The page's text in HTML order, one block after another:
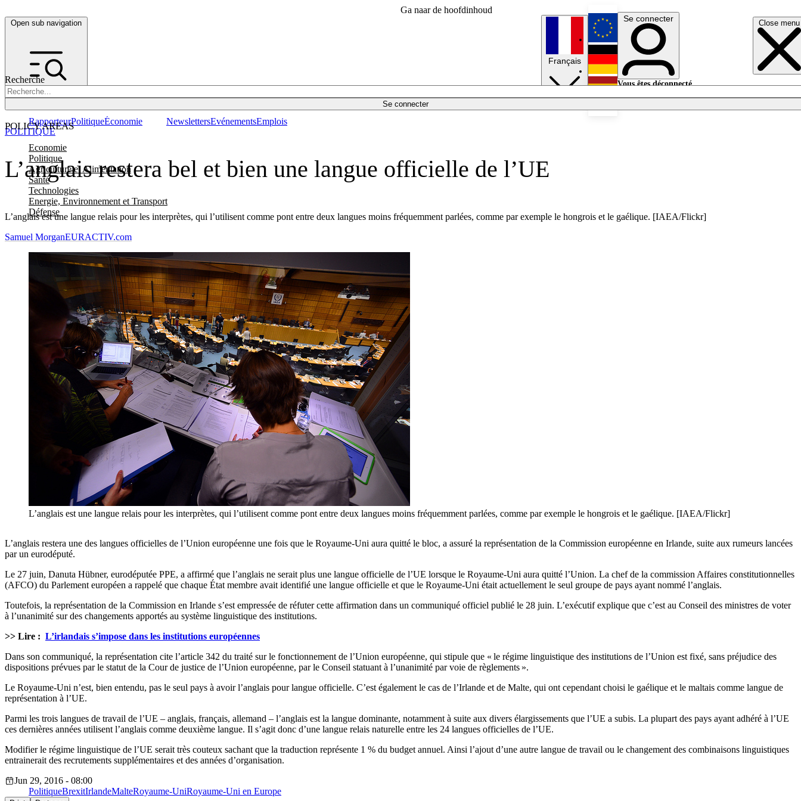
Ga naar de hoofdinhoud
Open sub navigation Close menu
Recherche
Se connecter
POLICY AREAS
Economie
Politique
Agriculture et Alimentation
Santé
Technologies
Energie, Environnement et Transport
Défense
RapporteurPolitiqueÉconomie NewslettersEvénementsEmplois
Français
English
Deutsch
Se connecter
Vous êtes déconnecté.
L’anglais restera bel et bien une langue officielle de l’UE
L’anglais est une langue relais pour les interprètes, qui l’utilisent comme pont entre deux langues moins fréquemment parlées, comme par exemple le hongrois et le gaélique. [IAEA/Flickr]
POLITIQUE
Samuel MorganEURACTIV.com
L’anglais est une langue relais pour les interprètes, qui l’utilisent comme pont entre deux langues moins fréquemment parlées, comme par exemple le hongrois et le gaélique. [IAEA/Flickr]
L’anglais restera une des langues officielles de l’Union européenne une fois que le Royaume-Uni aura quitté le bloc, a assuré la représentation de la Commission européenne en Irlande, suite aux rumeurs lancées
par un eurodéputé.
Le 27 juin, Danuta Hübner, eurodéputée PPE, a affirmé que l’anglais ne serait plus une langue officielle de l’UE lorsque le Royaume-Uni aura quitté l’Union. La chef de la commission Affaires constitutionnelles
(AFCO) du Parlement européen a rappelé que chaque État membre avait identifié une langue officielle et que le Royaume-Uni était actuellement le seul groupe de pays ayant nommé l’anglais.
Toutefois, la représentation de la Commission en Irlande s’est empressée de réfuter cette affirmation dans un communiqué officiel publié le 28 juin. L’exécutif explique que c’est au Conseil des ministres de voter
à l’unanimité sur des changements apportés au système linguistique des institutions.
>> Lire : L’irlandais s’impose dans les institutions européennes
Dans son communiqué, la représentation cite l’article 342 du traité sur le fonctionnement de l’Union européenne, qui stipule que « le régime linguistique des institutions de l’Union est fixé, sans préjudice des
dispositions prévues par le statut de la Cour de justice de l’Union européenne, par le Conseil statuant à l’unanimité par voie de règlements ».
Le Royaume-Uni n’est, bien entendu, pas le seul pays à avoir l’anglais pour langue officielle. C’est également le cas de l’Irlande et de Malte, qui ont cependant choisi le gaélique et le maltais comme langue de
représentation à l’UE.
Parmi les trois langues de travail de l’UE – anglais, français, allemand – l’anglais est la langue dominante, notamment à suite aux divers élargissements que l’UE a subis. La plupart des pays ayant adhéré à l’UE
ces dernières années utilisent l’anglais comme deuxième langue. Il s’agit donc d’une langue relais naturelle entre les 24 langues officielles de l’UE.
Modifier le régime linguistique de l’UE serait très couteux sachant que la traduction représente 1 % du budget annuel. Ainsi l’ajout d’une autre langue de travail ou le changement des combinaisons linguistiques
entrainerait des recrutements supplémentaires et des années d’organisation.
Jun 29, 2016 - 08:00
PolitiqueBrexitIrlandeMalteRoyaume-UniRoyaume-Uni en Europe